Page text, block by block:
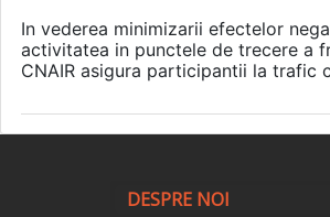
In vederea minimizarii efectelor
activitatea in punctele de trecere a
CNAIR asigura participantii la
DESPRE NOI